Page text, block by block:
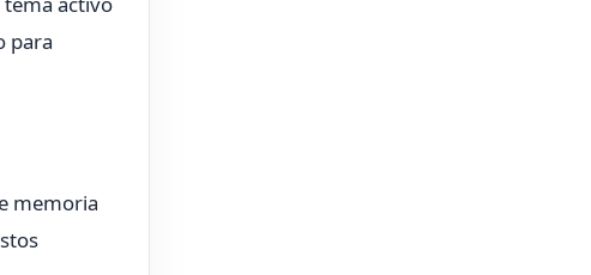
para
memoria